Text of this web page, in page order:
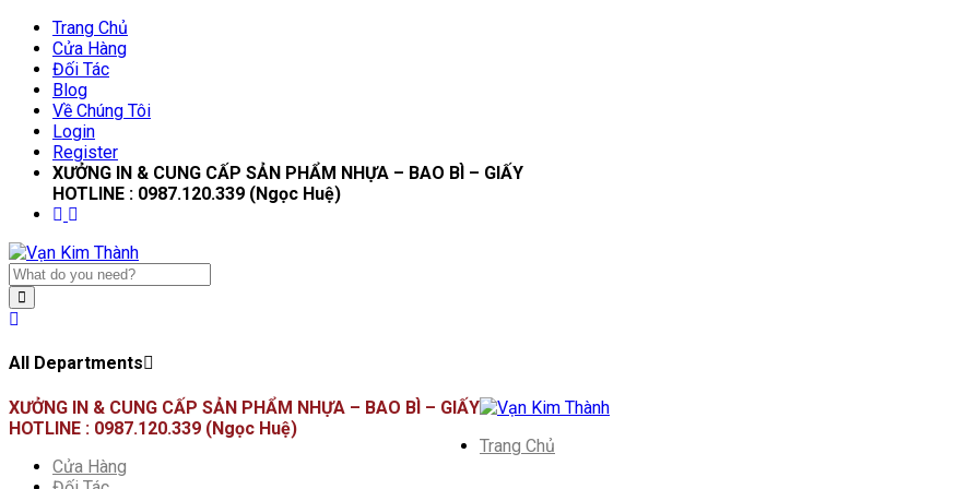
Trang Chủ
Cửa Hàng
Đối Tác
Blog
Về Chúng Tôi
Login
Register
XƯỞNG IN & CUNG CẤP SẢN PHẨM NHỰA – BAO BÌ – GIẤY
HOTLINE : 0987.120.339 (Ngọc Huệ)
All Departments
XƯỞNG IN & CUNG CẤP SẢN PHẨM NHỰA – BAO BÌ – GIẤY
HOTLINE : 0987.120.339 (Ngọc Huệ)
Trang Chủ
Cửa Hàng